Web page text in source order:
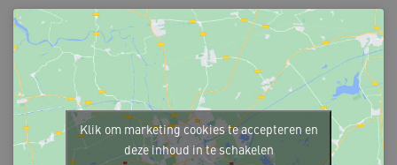
Klik om marketing cookies te accepteren en
deze inhoud in te schakelen